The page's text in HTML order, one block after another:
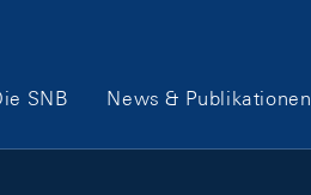
SNB News & Publikationen